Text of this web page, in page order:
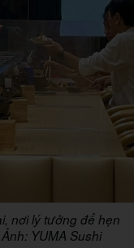
nơi lý tưởng để hẹn
YUMA Sushi